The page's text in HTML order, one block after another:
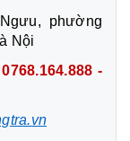
phường
Nội
-